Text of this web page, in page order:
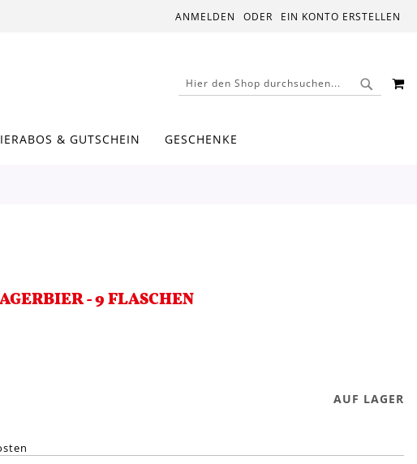
ANMELDEN EIN KONTO ERSTELLEN
SUCHE
& GUTSCHEIN GESCHENKE
- 9 FLASCHEN
AUF LAGER